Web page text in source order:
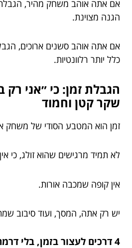
אם אתה אוהב משחק מהיר, הגבלת
הגנה מצוינת.
אם אתה אוהב סשנים ארוכים,
כלל יותר רלוונטיות.
הגבלת זמן: כי ״אני רק
שקר קטן וחמוד
זמן הוא המטבע הסודי של משחק
לא תמיד מרגישים שהוא זולג, כי
אין קופה שמכבה אורות.
יש רק אתה, המסך, ועוד סיבוב
4 דרכים לעצור בזמן, בלי דרמה